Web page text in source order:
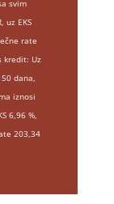
svim
uz EKS
rate
kredit: Uz
dana,
iznosi
6,96 %,
203,34